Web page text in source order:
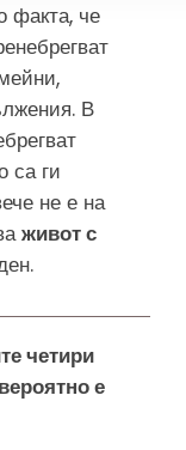
факта, че
В
са ги
не е на
живот с
четири
е